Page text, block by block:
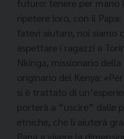
futuro: tenere per mano
ripetere loro, con il
fatevi aiutare, noi siamo
aspettare i ragazzi a
Nkinga, missionario della
originario del Kenya:
si è trattato di
porterà a “uscire” dalle
etniche, che li aiuterà